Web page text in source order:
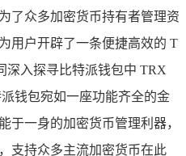
了众多加密货币持有者管理资
用户开辟了一条便捷高效的 T
深入探寻比特派钱包中 TRX
钱包宛如一座功能齐全的金
于一身的加密货币管理利器，
支持众多主流加密货币在此